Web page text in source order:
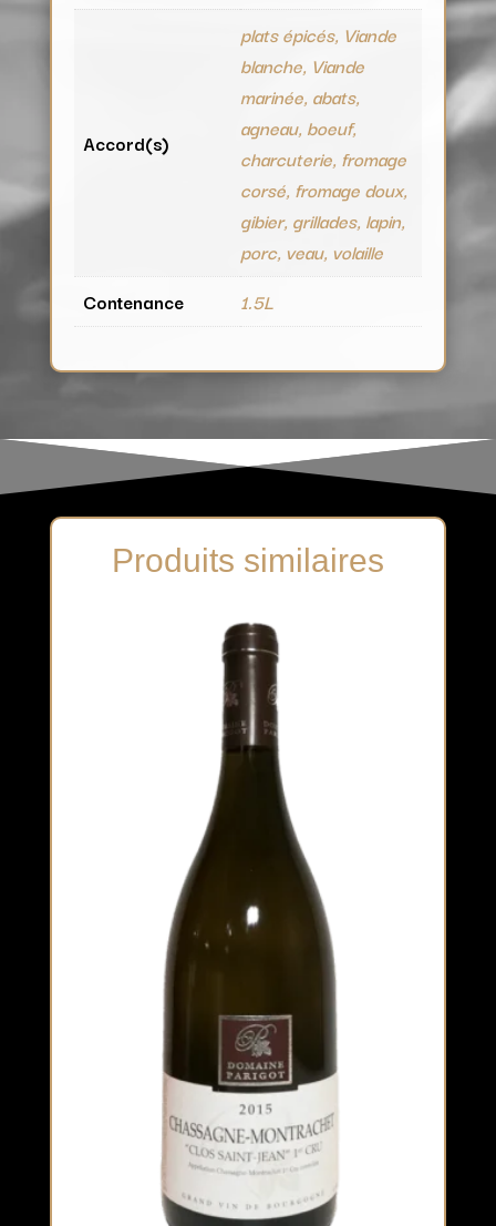
Accord(s)
plats épicés, Viande
blanche, Viande
marinée, abats,
agneau, boeuf,
charcuterie, fromage
corsé, fromage doux,
gibier, grillades, lapin,
porc, veau, volaille
Contenance
1.5L
Produits similaires